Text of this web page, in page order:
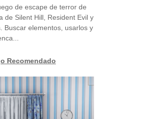
de escape de terror de
de Silent Hill, Resident Evil y
Buscar elementos, usarlos y
Recomendado